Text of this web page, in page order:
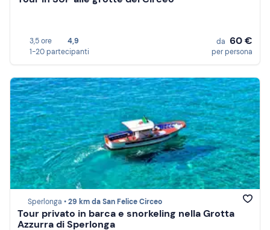
3,5 ore
4,9
1-20 partecipanti
da 60 €
per persona
Sperlonga •29 km da San Felice Circeo
Tour privato in barca e snorkeling nella Grotta
Azzurra di Sperlonga